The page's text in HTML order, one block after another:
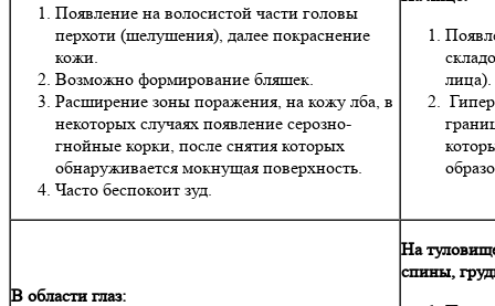
Появление на волосистой части головы
перхоти (шелушения), далее покраснение
кожи.
Возможно формирование бляшек.
Расширение зоны поражения, на кожу лба, в
некоторых случаях появление серозно-
гнойные корки, после снятия которых
обнаруживается мокнущая поверхность.
Часто беспокоит зуд.
лица).
В области глаз:
На
спины,